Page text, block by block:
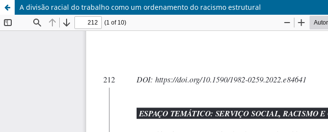
A divisão racial do trabalho como um ordenamento do racismo estrutural